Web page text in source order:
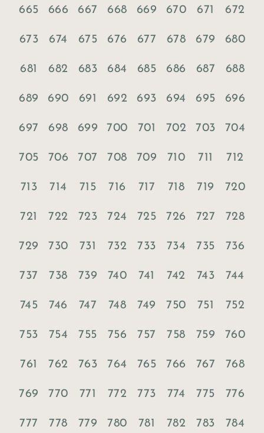
665 666 667 668 669 670 671 672
673 674 675 676 677 678 679 680
681 682 683 684 685 686 687 688
689 690 691 692 693 694 695 696
697 698 699 700 701 702 703 704
705 706 707 708 709 710 711 712
713 714 715 716 717 718 719 720
721 722 723 724 725 726 727 728
729 730 731 732 733 734 735 736
737 738 739 740 741 742 743 744
745 746 747 748 749 750 751 752
753 754 755 756 757 758 759 760
761 762 763 764 765 766 767 768
769 770 771 772 773 774 775 776
777 778 779 780 781 782 783 784